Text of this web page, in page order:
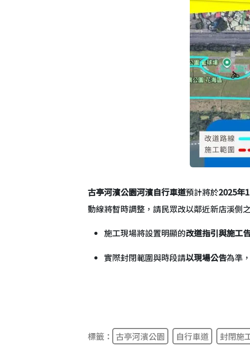
古亭河濱公園河濱自行車道預計將於2025年
動線將暫時調整，請民眾改以鄰近新店溪側
施工現場將設置明顯的改道指引與施工
實際封閉範圍與時段請以現場公告為準
標籤： 古亭河濱公園 自行車道 封閉施